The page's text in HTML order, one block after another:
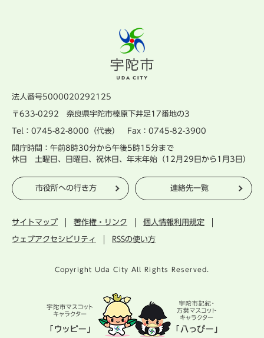
法人番号5000020292125
〒633-0292 奈良県宇陀市榛原下井足17番地の3
Tel：0745-82-8000（代表） Fax：0745-82-3900
開庁時間：午前8時30分から午後5時15分まで
休日 土曜日、日曜日、祝休日、年末年始（12月29日から1月3日）
市役所への行き方 連絡先一覧
サイトマップ 著作権・リンク 個人情報利用規定
ウェブアクセシビリティ RSSの使い方
Copyright Uda City All Rights Reserved.